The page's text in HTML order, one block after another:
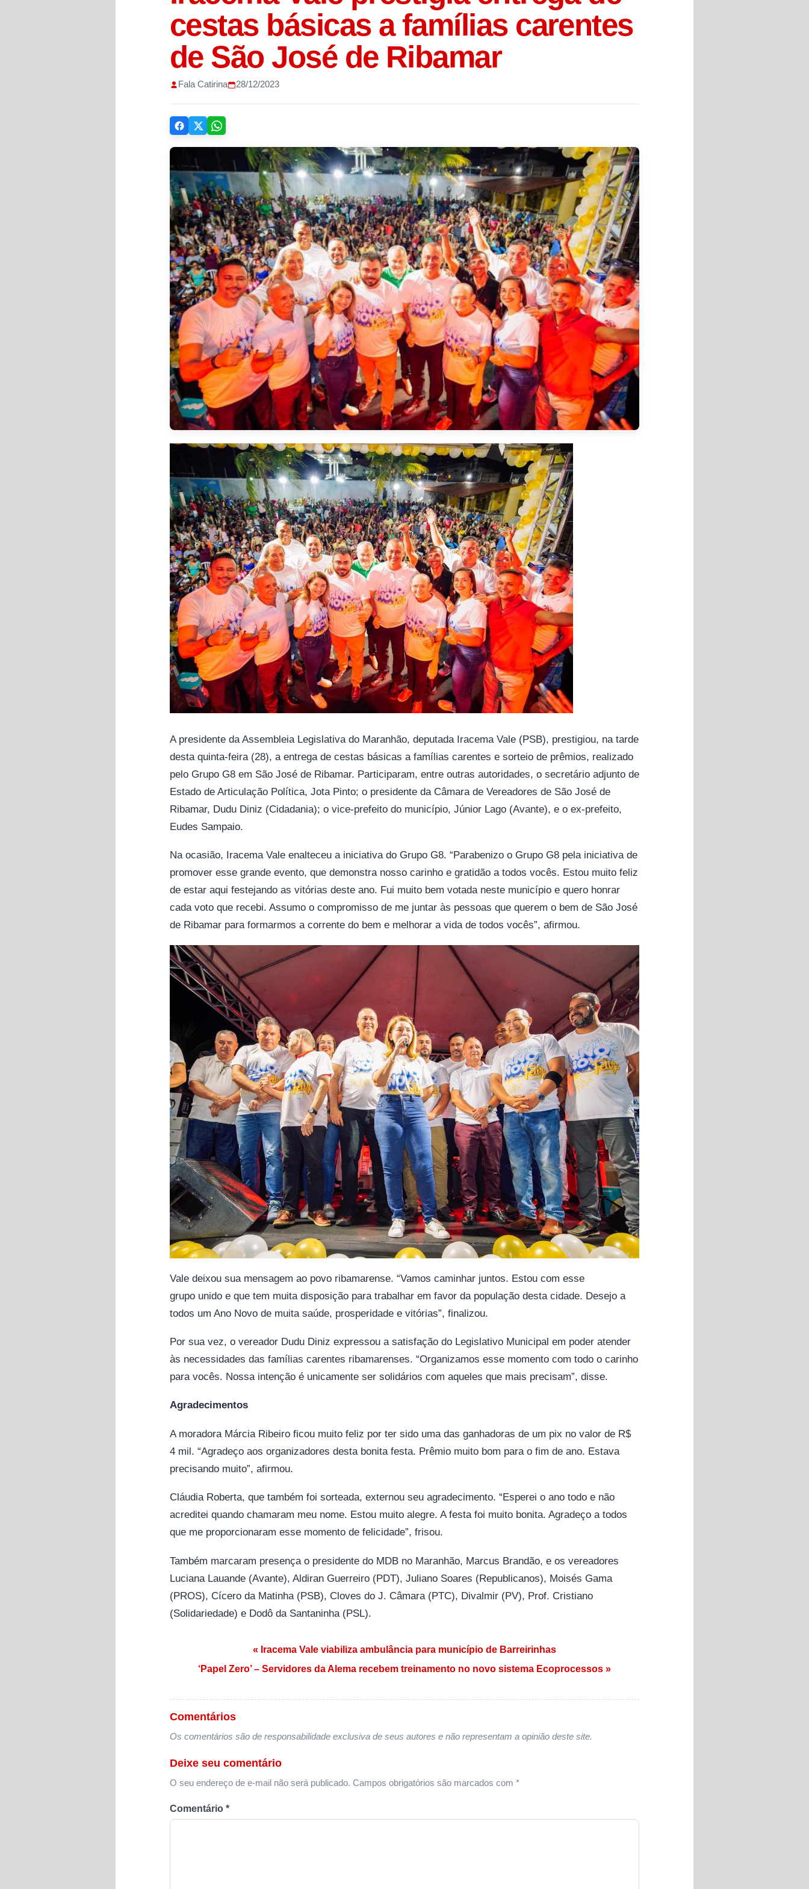
cestas básicas a famílias carentes
de São José de Ribamar
Fala Catirina 28/12/2023
A presidente da Assembleia Legislativa do Maranhão, deputada Iracema Vale (PSB), prestigiou, na tarde
desta quinta-feira (28), a entrega de cestas básicas a famílias carentes e sorteio de prêmios, realizado
pelo Grupo G8 em São José de Ribamar. Participaram, entre outras autoridades, o secretário adjunto de
Estado de Articulação Política, Jota Pinto; o presidente da Câmara de Vereadores de São José de
Ribamar, Dudu Diniz (Cidadania); o vice-prefeito do município, Júnior Lago (Avante), e o ex-prefeito,
Eudes Sampaio.
Na ocasião, Iracema Vale enalteceu a iniciativa do Grupo G8. “Parabenizo o Grupo G8 pela iniciativa de
promover esse grande evento, que demonstra nosso carinho e gratidão a todos vocês. Estou muito feliz
de estar aqui festejando as vitórias deste ano. Fui muito bem votada neste município e quero honrar
cada voto que recebi. Assumo o compromisso de me juntar às pessoas que querem o bem de São José
de Ribamar para formarmos a corrente do bem e melhorar a vida de todos vocês”, afirmou.
Vale deixou sua mensagem ao povo ribamarense. “Vamos caminhar juntos. Estou com esse
grupo unido e que tem muita disposição para trabalhar em favor da população desta cidade. Desejo a
todos um Ano Novo de muita saúde, prosperidade e vitórias”, finalizou.
Por sua vez, o vereador Dudu Diniz expressou a satisfação do Legislativo Municipal em poder atender
às necessidades das famílias carentes ribamarenses. “Organizamos esse momento com todo o carinho
para vocês. Nossa intenção é unicamente ser solidários com aqueles que mais precisam”, disse.
Agradecimentos
A moradora Márcia Ribeiro ficou muito feliz por ter sido uma das ganhadoras de um pix no valor de R$
4 mil. “Agradeço aos organizadores desta bonita festa. Prêmio muito bom para o fim de ano. Estava
precisando muito”, afirmou.
Cláudia Roberta, que também foi sorteada, externou seu agradecimento. “Esperei o ano todo e não
acreditei quando chamaram meu nome. Estou muito alegre. A festa foi muito bonita. Agradeço a todos
que me proporcionaram esse momento de felicidade”, frisou.
Também marcaram presença o presidente do MDB no Maranhão, Marcus Brandão, e os vereadores
Luciana Lauande (Avante), Aldiran Guerreiro (PDT), Juliano Soares (Republicanos), Moisés Gama
(PROS), Cícero da Matinha (PSB), Cloves do J. Câmara (PTC), Divalmir (PV), Prof. Cristiano
(Solidariedade) e Dodô da Santaninha (PSL).
Navegação de Post« Iracema Vale viabiliza ambulância para município de Barreirinhas
‘Papel Zero’ – Servidores da Alema recebem treinamento no novo sistema Ecoprocessos »
Comentários
Os comentários são de responsabilidade exclusiva de seus autores e não representam a opinião deste site.
Deixe seu comentário
O seu endereço de e-mail não será publicado. Campos obrigatórios são marcados com *
Comentário *